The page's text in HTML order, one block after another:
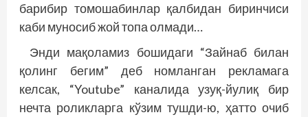
барибир томошабинлар қалбидан биринчиси
каби муносиб жой топа олмади…
Энди мақоламиз бошидаги “Зайнаб билан
қолинг бегим” деб номланган рекламага
келсак, “Youtube” каналида узуқ-йулиқ бир
нечта роликларга кўзим тушди-ю, ҳатто очиб